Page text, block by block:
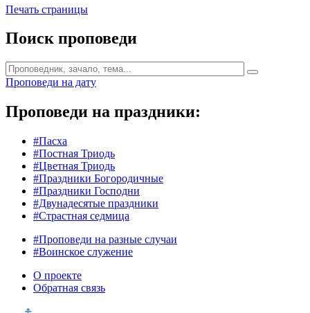
Печать страницы
Поиск проповеди
Проповеди на дату
Проповеди на праздники:
#Пасха
#Постная Триодь
#Цветная Триодь
#Праздники Богородичные
#Праздники Господни
#Двунадесятые праздники
#Страстная седмица
#Проповеди на разные случаи
#Воинское служение
О проекте
Обратная связь